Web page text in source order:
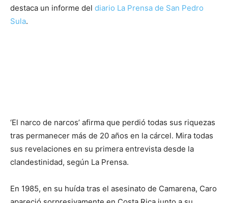
destaca un informe del diario La Prensa de San Pedro
Sula.
‘El narco de narcos’ afirma que perdió todas sus riquezas
tras permanecer más de 20 años en la cárcel. Mira todas
sus revelaciones en su primera entrevista desde la
clandestinidad, según La Prensa.
En 1985, en su huída tras el asesinato de Camarena, Caro